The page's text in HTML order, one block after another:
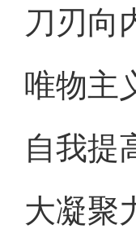
刀刃向
唯物主
自我提
大凝聚